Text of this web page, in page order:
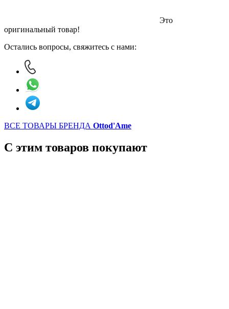
Это
оригинальный товар!
Остались вопросы, свяжитесь с нами:
ВСЕ ТОВАРЫ БРЕНДА Ottod'Ame
С этим товаров покупают